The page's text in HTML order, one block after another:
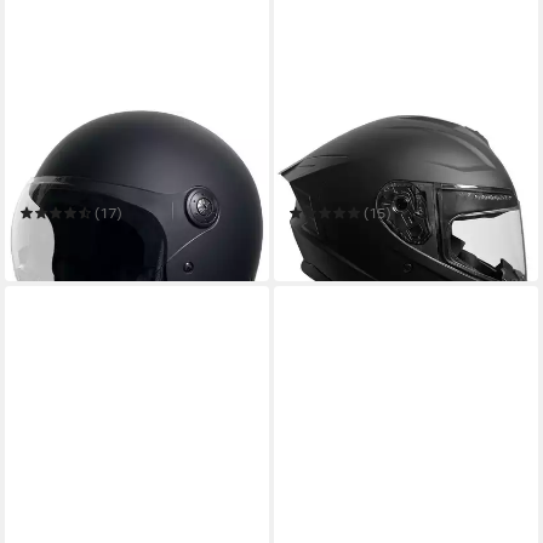
RALLOX HELMETS
Motorradhelm Jethelm 229
matt schwarz Größe S
(17)
49,95 €
in 4-5 Werktagen bei dir
RALLOX HELMETS
Motorradhelm Motorradhelm
M72 matt schwarz S M L XL
(15)
ab 59,95 €
in 4-5 Werktagen bei dir